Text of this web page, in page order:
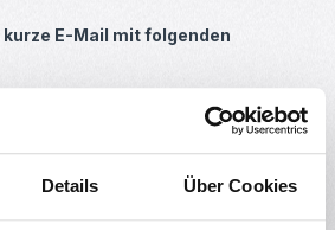
Details Über Cookies
E-Mail mit folgenden
teilnehmen möchten